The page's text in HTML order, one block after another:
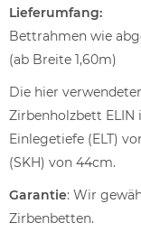
Lieferumfang:
Bettrahmen wie
(ab Breite 1,60m)
Die hier
Zirbenholzbett ELIN
Einlegetiefe (ELT)
(SKH) von 44cm.
Garantie: Wir
Zirbenbetten.